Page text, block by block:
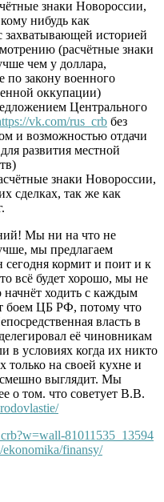
знаки Новороссии,
нибудь как
историей
(расчётные знаки
чем у доллара,
по закону военного
оккупации)
Центрального
vk.com/rus_crb без
и возможностью отдачи
развития местной
знаки Новороссии,
сделках, так же как
Мы ни на что не
мы предлагаем
сегодня кормит и поит и к
всё будет хорошо, мы не
ходить с каждым
боем ЦБ РФ, потому что
власть в
её чиновникам
в условиях когда их никто
только на своей кухне и
смешно выглядит. Мы
о том. что советует В.В.
81011535_13594
ekonomika/finansy/